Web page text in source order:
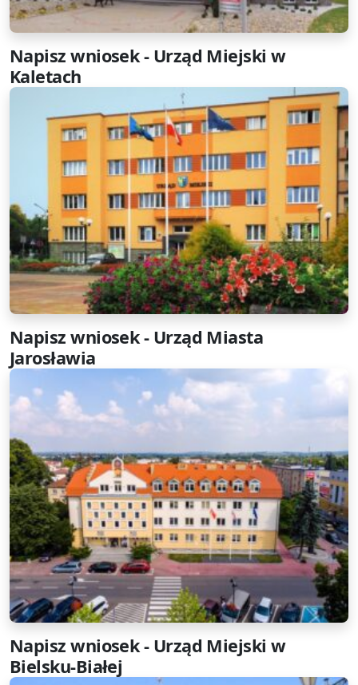
Napisz wniosek - Urząd Miejski w
Kaletach
Napisz wniosek - Urząd Miasta
Jarosławia
Napisz wniosek - Urząd Miejski w
Bielsku-Białej